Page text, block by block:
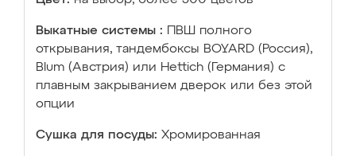
Выкатные системы :
ПВШ полного
открывания, тандембоксы BOYARD (Россия),
Blum (Австрия) или Hettich (Германия) с
плавным закрыванием дверок или без этой
опции
Сушка для посуды: Хромированная